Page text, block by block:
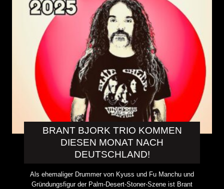
BRANT BJORK TRIO KOMMEN
DIESEN MONAT NACH
DEUTSCHLAND!
Als ehemaliger Drummer von Kyuss und Fu Manchu und
Gründungsfigur der Palm-Desert-Stoner-Szene ist Brant